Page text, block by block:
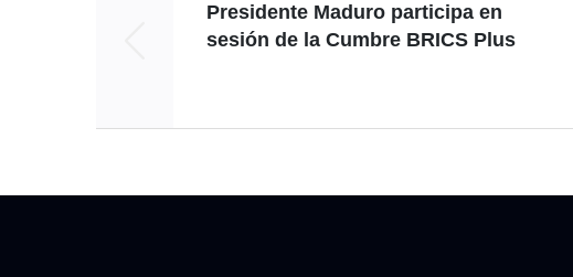
Presidente Maduro participa en
sesión de la Cumbre BRICS Plus